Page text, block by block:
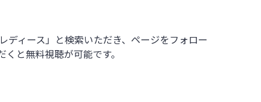
ィース」と検索いただき、ページをフォロー
と無料視聴が可能です。